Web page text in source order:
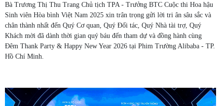
Bà Trương Thị Thu Trang Chủ tịch TPA - Trưởng BTC Cuộc thi Hoa hậu
Sinh viên Hòa bình Việt Nam 2025 xin trân trọng gửi lời tri ân sâu sắc và
chân thành nhất đến Quý Cơ quan, Quý Đối tác, Quý Nhà tài trợ, Quý
Khách mời đã dành thời gian quý báu đến tham dự và đồng hành cùng
Đêm Thank Party & Happy New Year 2026 tại Phim Trường Alibaba - TP.
Hồ Chí Minh.